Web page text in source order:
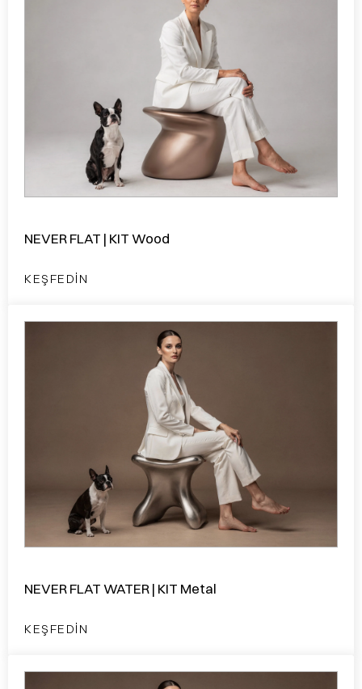
NEVER FLAT | KIT Wood
KEŞFEDIN
NEVER FLAT WATER | KIT Metal
KEŞFEDIN